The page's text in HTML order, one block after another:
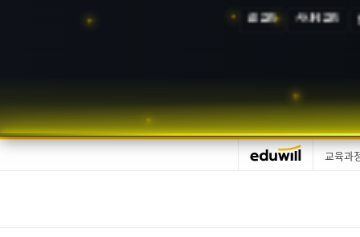
AI 교육 시니어 교육
교육과